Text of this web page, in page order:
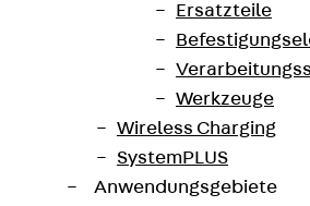
Ersatzteile
Werkzeuge
Wireless Charging
SystemPLUS
Anwendungsgebiete